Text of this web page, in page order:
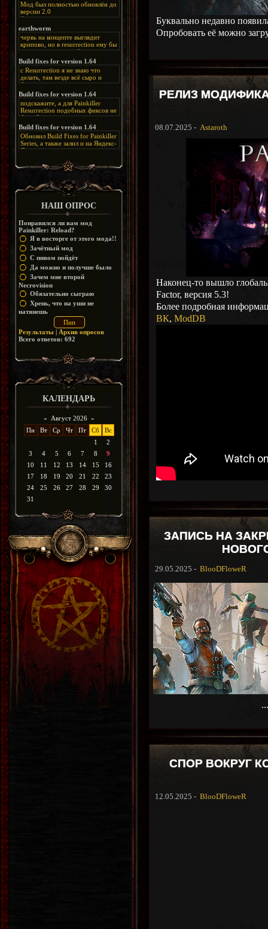
Мод был полностью обновлён до
версии 2.0
Альтернативная
ссылка:
FzzDkRlC8Q
earthworm
червь на концепте выглядит
крипово, но в resurrection ему бы
нашлось место, особенно в
каких-нибудь подземных
катакомбах. жаль, что половину
задумок там вырезали, зато и
рпгшности меньше. build fixes
спасибо что перезалили на
яндекс. а вот в комментах на
сайте у меня пару раз вылезала
левая вставка
https://uzbekmelbet.com/ru/
дико отвлекает от обсуждения
скринов.
Build fixes for version 1.64
с Resurrection я не знаю что
делать, там везде всё сыро и
баговано, от чего и заниматься
этим не хочется, тут либо играть
как есть или искать патчи для
этого дополнения на moddb,
либо же на крайняк играть мод
Resurrection, но настолько что не
особо уже и узнаётся
Build fixes for version 1.64
подскажите, а для Painkiller
Resurrection подобных фиксов не
будет?
Build fixes for version 1.64
Обновил Build Fixes for Painkiller
Series, а также залил и на Яндекс-
Диск
https://disk.yandex.ru/d/_zvZekuO5FTd3Q
НАШ ОПРОС
Понравился ли вам мод
Painkiller: Reload?
Я в восторге от этого мода!!
Зачётный мод
С пивом пойдёт
Да можно и получше было
Зачем мне второй
Necrovision
Обязательно сыграю
Хрень, что на уши не
натянешь
Результаты | Архив опросов
Всего ответов: 692
КАЛЕНДАРЬ
« Август 2026 »
Пн
Вт Ср Чт Пт Сб
Вс
1
2
3
4 5 6 7 8
9
10
11 12 13 14 15
16
17
18 19 20 21 22
23
24
25 26 27 28 29
30
31
Буквально недавно
Опробовать её можно
РЕЛИЗ
08.07.2025 - Astaroth
Наконец-то вышло
Factor, версия 5.3!
Более подробная
ВК, ModDB
ЗАПИСЬ НА
НОВОГО
29.05.2025 - BlooDFloweR
СПОР ВОКРУГ
12.05.2025 - BlooDFloweR